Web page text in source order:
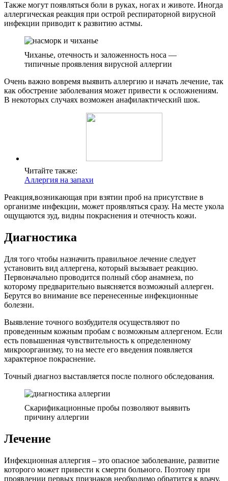
Также могут появляться боли в руках, ногах и животе. Иногда
аллергическая реакция при острой респираторной вирусной
инфекции приводит к развитию астмы.
Чиханье, отечность и заложенность носа —
типичные проявления вирусной аллергии
Очень важно вовремя выявить аллергию и начать лечение, так
как обострение заболевания может привести к осложнениям.
В некоторых случаях возможен анафилактический шок.
Читайте также:
Аллергия на запахи
Реакция,возникающая при взятии проб на присутствие в
организме инфекции, может проявляться сразу. На месте укола
ощущаются зуд, видны покраснения и отечность кожи.
Диагностика
Для того чтобы назначить правильное лечение следует
установить вид аллергена, который вызывает реакцию.
Первоначально проводится полный сбор анамнеза, по
которому предварительно выясняется возможный аллерген.
Берутся во внимание все перенесенные инфекционные
болезни.
Выявление точного возбудителя осуществляют по
проведенным кожным пробам с возможным аллергеном. Если
есть повышенная чувствительность к определенному
микроорганизму, то на месте его введения появляется
характерное покраснение.
Точный диагноз выставляется после полного обследования.
Скарификационные пробы позволяют выявить
причину аллергии
Лечение
Инфекционная аллергия – это опасное заболевание, развитие
которого может привести к смерти больного. Поэтому при
проявлении первых признаков необходимо обратится к врачу.